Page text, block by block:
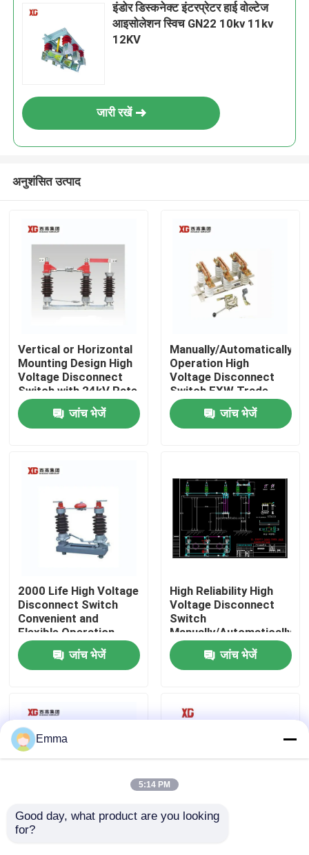
हमारे बारे में
कारखाना भ्रमण
गुणवत्ता नियंत्रण
संपर्क करें
एक उद्धरण की विनती करे
एयर लोड ब्रेक स्विच
इंडोर डिस्कनेक्ट इंटरप्रेटर हाई वोल्टेज
आइसोलेशन स्विच GN22 10kv 11kv
12KV
जारी रखें
अनुशंसित उत्पाद
Vertical or Horizontal
Mounting Design High
Voltage Disconnect
Switch with 24kV Rate
Voltage
जांच भेजें
Manually/Automatically
Operation High
Voltage Disconnect
Switch EXW Trade
Terms Product
जांच भेजें
2000 Life High Voltage
Disconnect Switch
Convenient and
Flexible Operation
जांच भेजें
High Reliability High
Voltage Disconnect
Switch
Manually/Automatically
Operated 3 Units for 1
Set EXW Trade Terms
जांच भेजें
High Voltage
Emma
5:14 PM
Good day, what product are you looking
for?